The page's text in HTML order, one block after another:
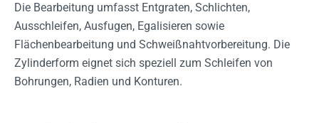
Die Bearbeitung umfasst Entgraten, Schlichten,
Ausschleifen, Ausfugen, Egalisieren sowie
Flächenbearbeitung und Schweißnahtvorbereitung. Die
Zylinderform eignet sich speziell zum Schleifen von
Bohrungen, Radien und Konturen.